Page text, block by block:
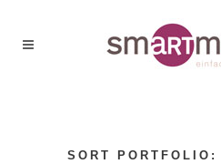
SORT PORTFOLIO: